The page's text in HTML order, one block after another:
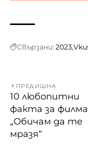
Свързани: 2023
ПРЕДИШНА
10 любопитни
факта за филма
„Обичам да те
мразя“